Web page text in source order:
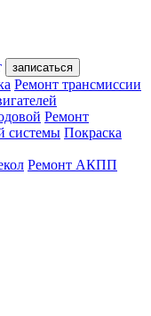
записаться
Ремонт трансмиссии
Ремонт
системы Покраска
Ремонт АКПП